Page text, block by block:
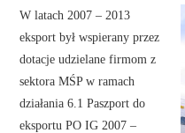
W latach 2007 – 2013
eksport był wspierany przez
dotacje udzielane firmom z
sektora MŚP w ramach
działania 6.1 Paszport do
eksportu PO IG 2007 –